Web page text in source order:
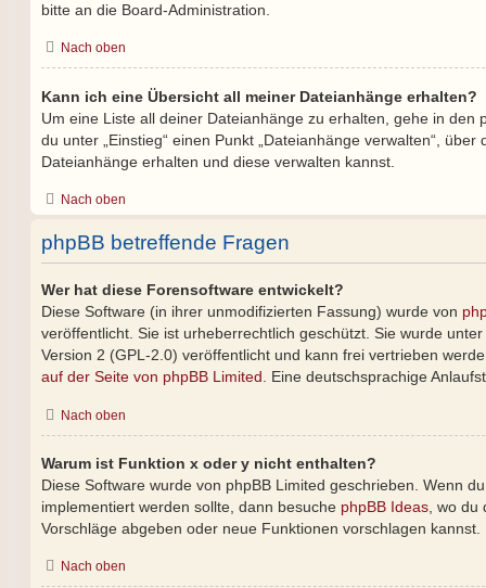
bitte an die Board-Administration.
Nach oben
Kann ich eine Übersicht all meiner Dateianhänge erhalten?
Um eine Liste all deiner Dateianhänge zu erhalten, gehe in den
du unter „Einstieg“ einen Punkt „Dateianhänge verwalten“,
Dateianhänge erhalten und diese verwalten kannst.
Nach oben
phpBB betreffende Fragen
Wer hat diese Forensoftware entwickelt?
Diese Software (in ihrer unmodifizierten Fassung) wurde von
veröffentlicht. Sie ist urheberrechtlich geschützt. Sie wurde
Version 2 (GPL-2.0) veröffentlicht und kann frei vertrieben
auf der Seite von phpBB Limited. Eine deutschsprachige
Nach oben
Warum ist Funktion x oder y nicht enthalten?
Diese Software wurde von phpBB Limited geschrieben. Wenn
implementiert werden sollte, dann besuche phpBB Ideas , wo
Vorschläge abgeben oder neue Funktionen vorschlagen kannst.
Nach oben